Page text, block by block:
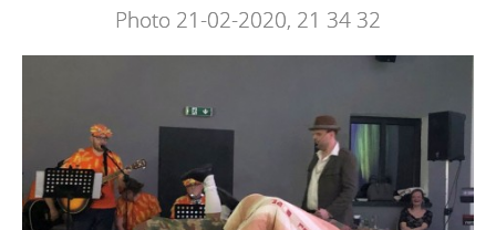
Photo 21-02-2020, 21 34 32